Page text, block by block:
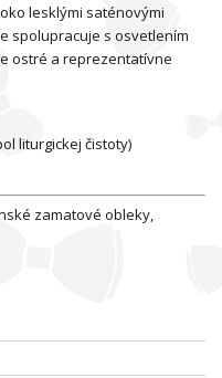
lesklými saténovými
spolupracuje s osvetlením
ostré a reprezentatívne
liturgickej čistoty)
zamatové obleky,